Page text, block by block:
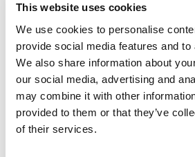
This website uses cookies
We use cookies to personalise
provide social media features and to
We also share information about
our social media, advertising and
may combine it with other
provided to them or that they’ve
of their services.
Geen verzendkosten bij
incl. btw
Veilige betaling
Track & Trace